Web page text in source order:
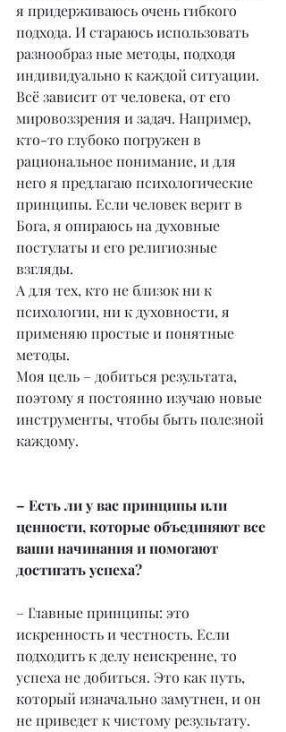
я придерживаюсь очень гибкого
подхода. И стараюсь использовать
разнообраз ные методы, подходя
индивидуально к каждой ситуации.
Всё зависит от человека, от его
мировоззрения и задач. Например,
кто-то глубоко погружен в
рациональное понимание, и для
него я предлагаю психологические
принципы. Если человек верит в
Бога, я опираюсь на духовные
постулаты и его религиозные
взгляды.
А для тех, кто не близок ни к
психологии, ни к духовности, я
применяю простые и понятные
методы.
Моя цель – добиться результата,
поэтому я постоянно изучаю новые
инструменты, чтобы быть полезной
каждому.
– Есть ли у вас принципы или
ценности, которые объединяют все
ваши начинания и помогают
достигать успеха?
– Главные принципы: это
искренность и честность. Если
подходить к делу неискренне, то
успеха не добиться. Это как путь,
который изначально замутнен, и он
не приведет к чистому результату.